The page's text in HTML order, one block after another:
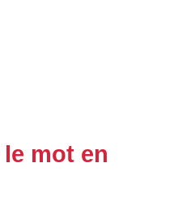
mot en